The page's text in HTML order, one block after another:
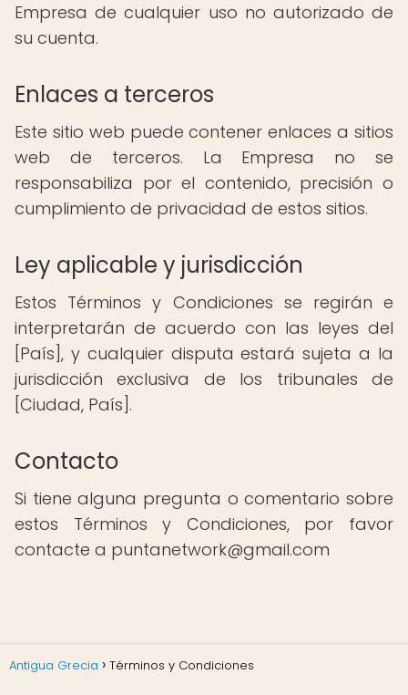
Empresa de cualquier uso no autorizado de
su cuenta.
Enlaces a terceros
Este sitio web puede contener enlaces a sitios
web de terceros. La Empresa no se
responsabiliza por el contenido, precisión o
cumplimiento de privacidad de estos sitios.
Ley aplicable y jurisdicción
Estos Términos y Condiciones se regirán e
interpretarán de acuerdo con las leyes del
[País], y cualquier disputa estará sujeta a la
jurisdicción exclusiva de los tribunales de
[Ciudad, País].
Contacto
Si tiene alguna pregunta o comentario sobre
estos Términos y Condiciones, por favor
contacte a puntanetwork@gmail.com
Antigua Grecia Términos y Condiciones